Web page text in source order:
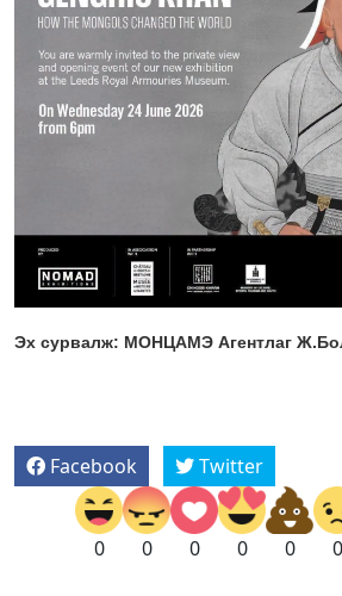
Эх сурвалж: МОНЦАМЭ Агентлаг
Facebook Twitter
0 0 0 0 0 0